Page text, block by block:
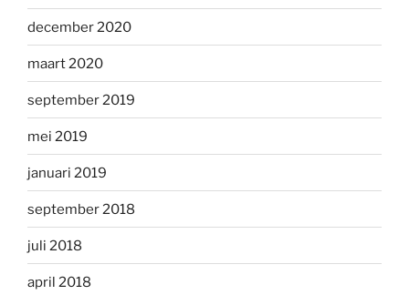
december 2020
maart 2020
september 2019
mei 2019
januari 2019
september 2018
juli 2018
april 2018